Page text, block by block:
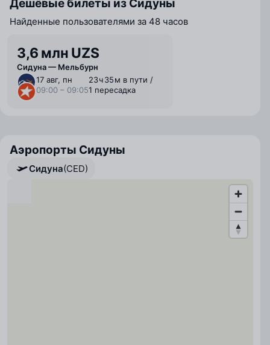
Дешёвые билеты из Сидуны
Найденные пользователями за 48 часов
3,6 млн UZS
Сидуна — Мельбурн
17 авг, пн
09:00 – 09:05
23 ⁠ч 35 ⁠м в пути /
1 пересадка
Аэропорты Сидуны
Сидуна(CED)